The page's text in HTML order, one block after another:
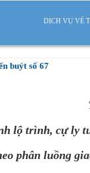
DỊCH VỤ VÉ
buýt số 67
lộ trình, cự ly
phân luồng